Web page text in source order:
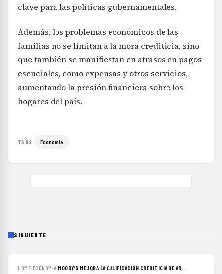
clave para las políticas gubernamentales.
Además, los problemas económicos de las
familias no se limitan a la mora crediticia, sino
que también se manifiestan en atrasos en pagos
esenciales, como expensas y otros servicios,
aumentando la presión financiera sobre los
hogares del país.
TAGS Economía
SIGUIENTE
HOME›ECONOMÍA›MOODY’S MEJORA LA CALIFICACIÓN CREDITICIA DE AR...